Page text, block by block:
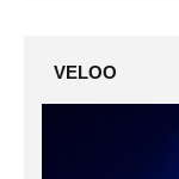
VELOO